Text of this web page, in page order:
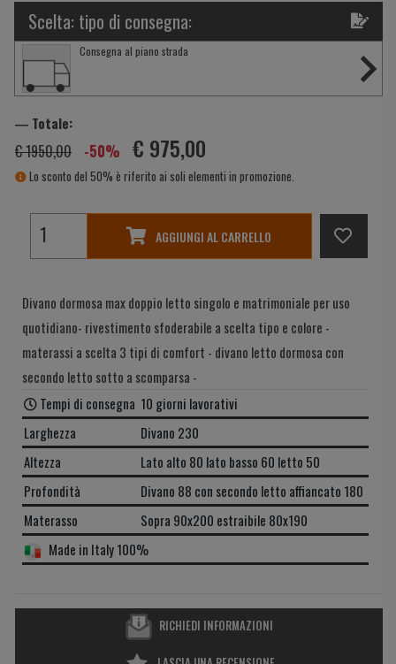
Scelta: tipo di consegna:
Consegna al piano strada
― Totale:
€ 1950,00 -50% € 975,00
Lo sconto del 50% è riferito ai soli elementi in promozione.
AGGIUNGI AL CARRELLO
Divano dormosa max doppio letto singolo e matrimoniale per uso
quotidiano- rivestimento sfoderabile a scelta tipo e colore -
materassi a scelta 3 tipi di comfort - divano letto dormosa con
secondo letto sotto a scomparsa -
Tempi di consegna 10 giorni lavorativi
Larghezza
Divano 230
Altezza
Lato alto 80 lato basso 60 letto 50
Profondità
Divano 88 con secondo letto affiancato 180
Materasso
Sopra 90x200 estraibile 80x190
Made in Italy 100%
RICHIEDI INFORMAZIONI